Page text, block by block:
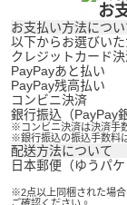
お
お支払い方法につい
以下からお選びいた
クレジットカード
PayPayあと払い
PayPay残高払い
コンビニ決済
銀行振込（PayPay
※コンビニ決済は決済手
※銀行振込の振込手数料
配送方法について
日本郵便（ゆうパ
※2点以上同梱された場
ご確認ください。